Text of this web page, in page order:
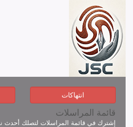
انتهاكات
قائمة المراسلات
إشترك في قائمة المراسلات لتصلك أحدث